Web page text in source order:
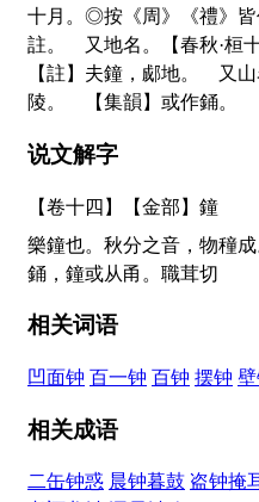
十月。◎按《周》《禮》
註。 又地名。【春秋·桓
【註】夫鐘，郕地。 又
陵。 【集韻】或作銿。
说文解字
【卷十四】【金部】 鐘
樂鐘也。秋分之音，物穜成。从金童聲。古者垂作鐘。
銿，鐘或从甬。職茸切
相关词语
凹面钟 百一钟 百钟 摆钟
相关成语
二缶钟惑 晨钟暮鼓 盗钟掩